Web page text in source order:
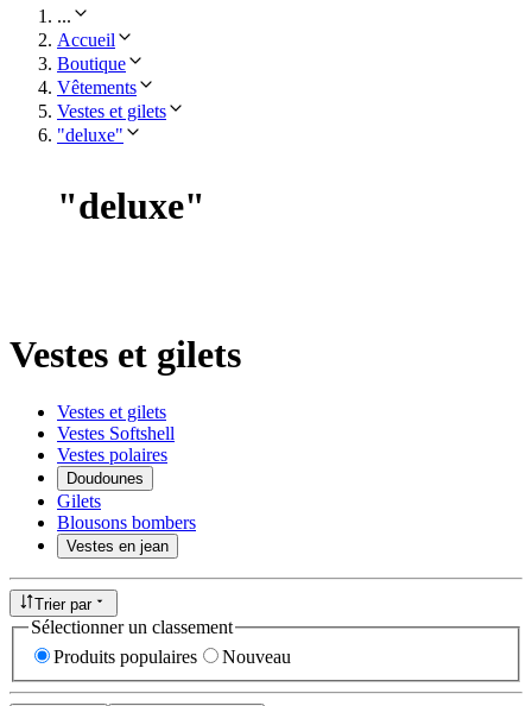
...
Accueil
Boutique
Vêtements
Vestes et gilets
"deluxe"
"deluxe"
Vestes et gilets
Vestes et gilets
Vestes Softshell
Vestes polaires
Doudounes
Gilets
Blousons bombers
Vestes en jean
Trier par
Sélectionner un classement
Produits populaires
Nouveau